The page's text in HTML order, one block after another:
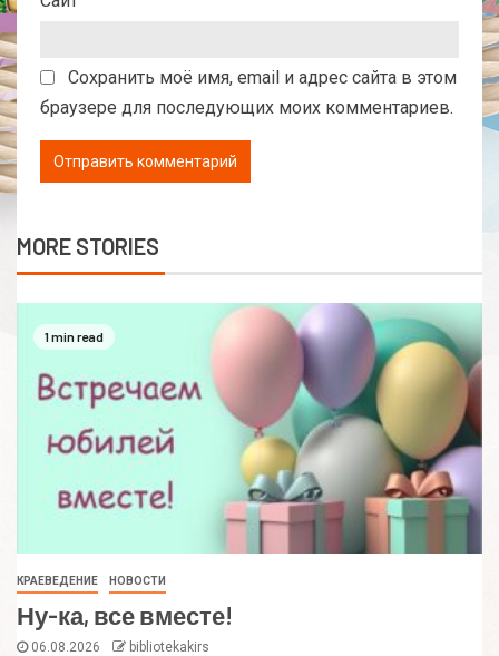
Сохранить моё имя, email и адрес сайта в этом
браузере для последующих моих комментариев.
MORE STORIES
1 min read
КРАЕВЕДЕНИЕ НОВОСТИ
Ну-ка, все вместе!
06.08.2026 bibliotekakirs